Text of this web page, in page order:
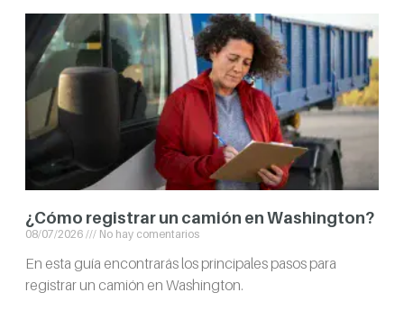
¿Cómo registrar un camión en Washington?
08/07/2026 No hay comentarios
En esta guía encontrarás los principales pasos para
registrar un camión en Washington.